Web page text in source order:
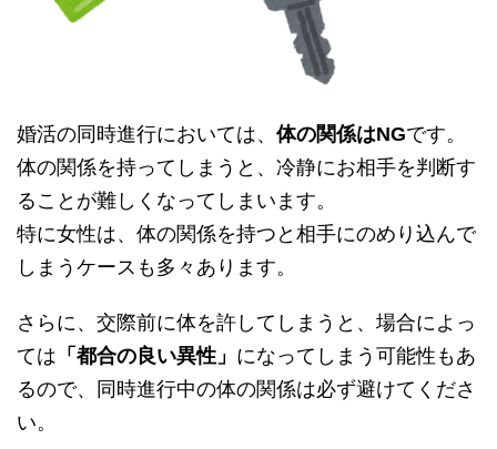
婚活の同時進行においては、 体の関係はNGです。
体の関係を持ってしまうと、冷静にお相手を判断す
ることが難しくなってしまいます。
特に女性は、体の関係を持つと相手にのめり込んで
しまうケースも多々あります。
さらに、交際前に体を許してしまうと、場合によっ
ては 「都合の良い異性」 になってしまう可能性もあ
るので、同時進行中の体の関係は必ず避けてくださ
い。